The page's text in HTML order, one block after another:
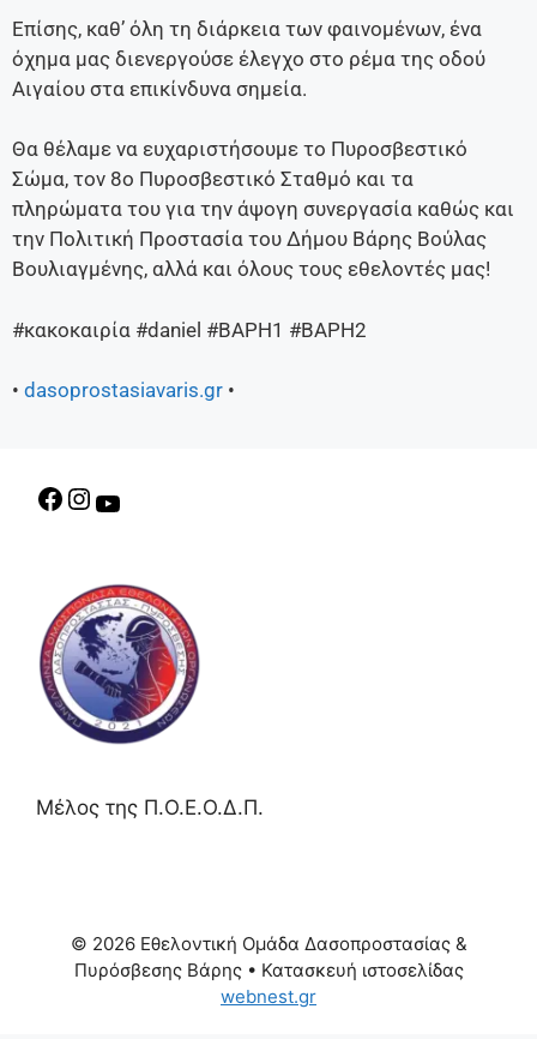
Επίσης, καθ’ όλη τη διάρκεια των φαινομένων, ένα
όχημα μας διενεργούσε έλεγχο στο ρέμα της οδού
Αιγαίου στα επικίνδυνα σημεία.
Θα θέλαμε να ευχαριστήσουμε το Πυροσβεστικό
Σώμα, τον 8ο Πυροσβεστικό Σταθμό και τα
πληρώματα του για την άψογη συνεργασία καθώς και
την Πολιτική Προστασία του Δήμου Βάρης Βούλας
Βουλιαγμένης, αλλά και όλους τους εθελοντές μας!
#κακοκαιρία #daniel #ΒΑΡΗ1 #ΒΑΡΗ2
• dasoprostasiavaris.gr •
Μέλος της Π.Ο.Ε.Ο.Δ.Π.
© 2026 Εθελοντική Ομάδα Δασοπροστασίας &
Πυρόσβεσης Βάρης• Κατασκευή ιστοσελίδας
webnest.gr